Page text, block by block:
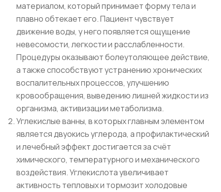
материалом, который принимает форму тела и
плавно обтекает его. Пациент чувствует
движение воды, у него появляется ощущение
невесомости, легкости и расслабленности.
Процедуры оказывают болеутоляющее действие,
а также способствуют устранению хронических
воспалительных процессов, улучшению
кровообращения, выведению лишней жидкости из
организма, активизации метаболизма.
Углекислые ванны, в которых главным элементом
является двуокись углерода, а профилактический
и лечебный эффект достигается за счёт
химического, температурного и механического
воздействия. Углекислота увеличивает
активность тепловых и тормозит холодовые